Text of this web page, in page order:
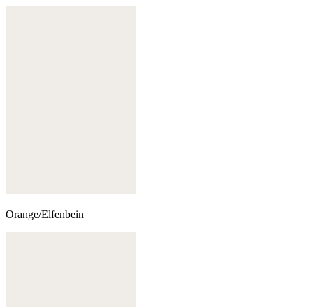
Orange/Elfenbein